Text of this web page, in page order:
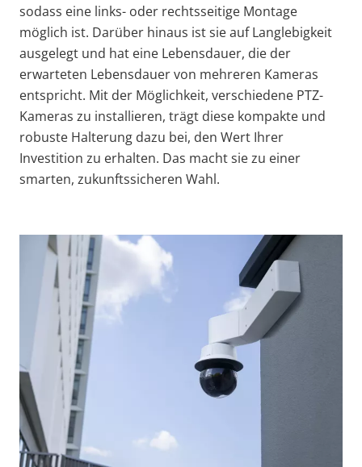
sodass eine links- oder rechtsseitige Montage
möglich ist. Darüber hinaus ist sie auf Langlebigkeit
ausgelegt und hat eine Lebensdauer, die der
erwarteten Lebensdauer von mehreren Kameras
entspricht. Mit der Möglichkeit, verschiedene PTZ-
Kameras zu installieren, trägt diese kompakte und
robuste Halterung dazu bei, den Wert Ihrer
Investition zu erhalten. Das macht sie zu einer
smarten, zukunftssicheren Wahl.